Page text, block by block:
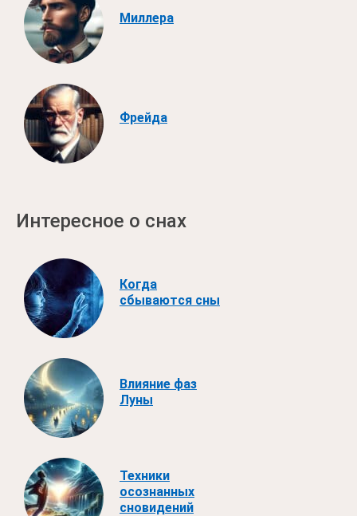
Миллера
Фрейда
Интересное о снах
Когда
сбываются сны
Влияние фаз
Луны
Техники
осознанных
сновидений